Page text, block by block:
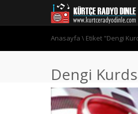
Anasayfa \ Etiket "Dengi
Dengi